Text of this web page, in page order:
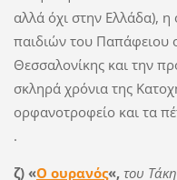
αλλά όχι στην Ελλάδα), η
παιδιών του Παπάφειου
Θεσσαλονίκης και την
σκληρά χρόνια της
ορφανοτροφείο και τα
.
ζ) «Ο ουρανός«, του